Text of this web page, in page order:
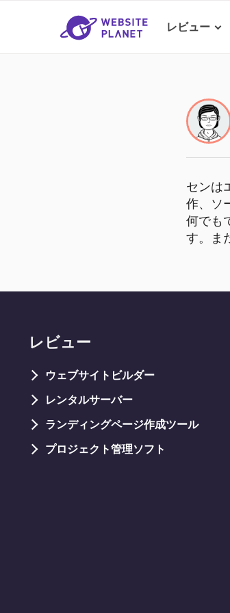
レビュー
センは
作、ソ
何でも
す。ま
レビュー
ウェブサイトビルダー
レンタルサーバー
ランディングページ作成ツール
プロジェクト管理ソフト